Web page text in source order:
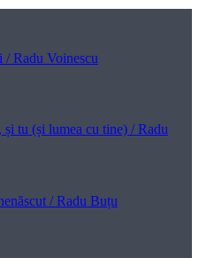
/ Radu Voinescu
tu (și lumea cu tine) / Radu
/ Radu Buțu